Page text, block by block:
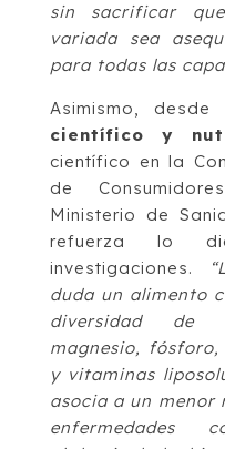
sin sacrificar
variada sea
para todas las
Asimismo,
científico y
científico en la
de
Ministerio de
refuerza lo
investigaciones.
duda un alimento
diversidad de
magnesio,
y vitaminas
asocia a un menor
enfermedades